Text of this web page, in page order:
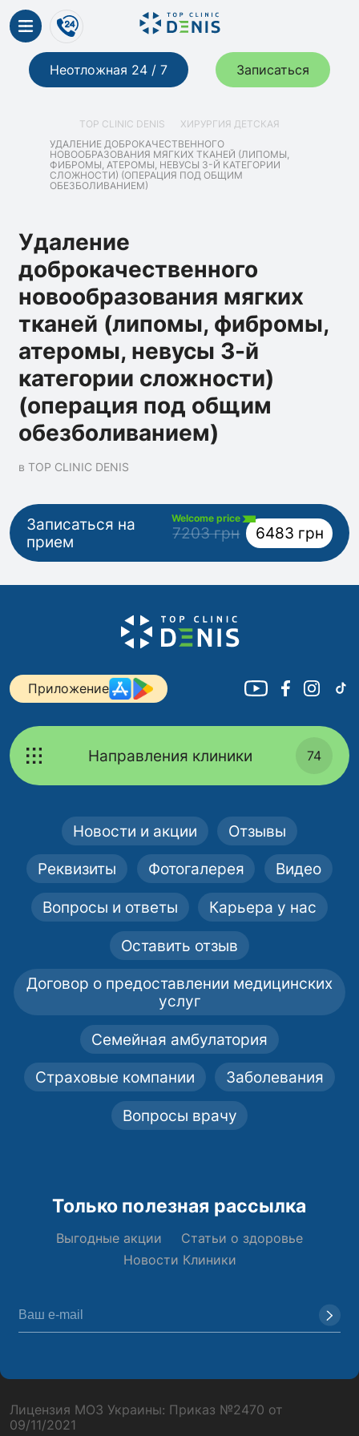
Неотложная 24 / 7 Записаться
TOP CLINIC DENIS
ХИРУРГИЯ ДЕТСКАЯ
УДАЛЕНИЕ ДОБРОКАЧЕСТВЕННОГО
НОВООБРАЗОВАНИЯ МЯГКИХ ТКАНЕЙ (ЛИПОМЫ,
ФИБРОМЫ, АТЕРОМЫ, НЕВУСЫ 3-Й КАТЕГОРИИ
СЛОЖНОСТИ) (ОПЕРАЦИЯ ПОД ОБЩИМ
ОБЕЗБОЛИВАНИЕМ)
Удаление
доброкачественного
новообразования мягких
тканей (липомы, фибромы,
атеромы, невусы 3-й
категории сложности)
(операция под общим
обезболиванием)
в TOP CLINIC DENIS
Записаться на
прием
Welcome price
7203 грн 6483 грн
Приложение
Направления клиники 74
Новости и акции Отзывы
Реквизиты Фотогалерея Видео
Вопросы и ответы Карьера у нас
Оставить отзыв
Договор о предоставлении медицинских
услуг
Семейная амбулатория
Страховые компании Заболевания
Вопросы врачу
Только полезная рассылка
Выгодные акции
Статьи о здоровье
Новости Клиники
Лицензия МОЗ Украины: Приказ №2470 от
09/11/2021